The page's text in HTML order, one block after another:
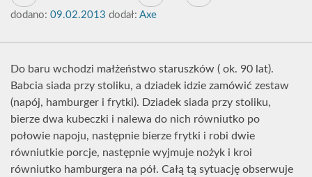
dodano: 09.02.2013 dodał: Axe
Do baru wchodzi małżeństwo staruszków ( ok. 90 lat).
Babcia siada przy stoliku, a dziadek idzie zamówić zestaw
(napój, hamburger i frytki). Dziadek siada przy stoliku,
bierze dwa kubeczki i nalewa do nich równiutko po
połowie napoju, następnie bierze frytki i robi dwie
równiutkie porcje, następnie wyjmuje nożyk i kroi
równiutko hamburgera na pół. Całą tą sytuację obserwuje